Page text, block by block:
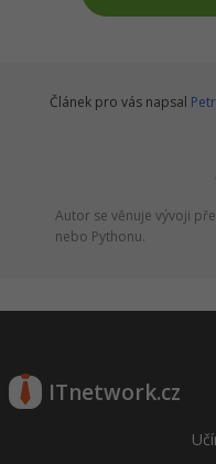
Článek pro vás napsal
Autor se věnuje vývoji
nebo Pythonu.
ITnetwork.cz